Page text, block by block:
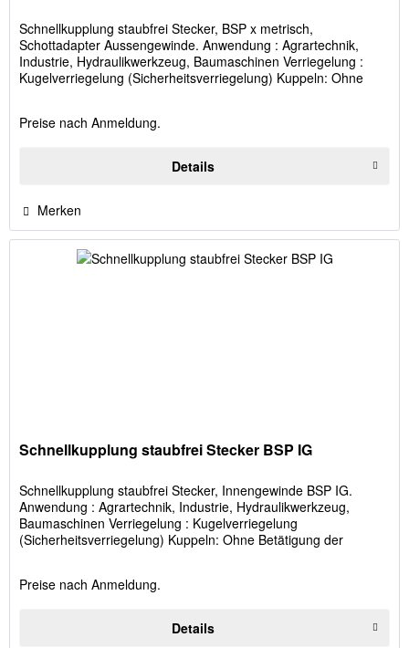
Schnellkupplung staubfrei Stecker, BSP x metrisch,
Schottadapter Aussengewinde. Anwendung : Agrartechnik,
Industrie, Hydraulikwerkzeug, Baumaschinen Verriegelung :
Kugelverriegelung (Sicherheitsverriegelung) Kuppeln: Ohne
Preise nach Anmeldung.
Details
Merken
Schnellkupplung staubfrei Stecker BSP IG
Schnellkupplung staubfrei Stecker, Innengewinde BSP IG.
Anwendung : Agrartechnik, Industrie, Hydraulikwerkzeug,
Baumaschinen Verriegelung : Kugelverriegelung
(Sicherheitsverriegelung) Kuppeln: Ohne Betätigung der
Preise nach Anmeldung.
Details